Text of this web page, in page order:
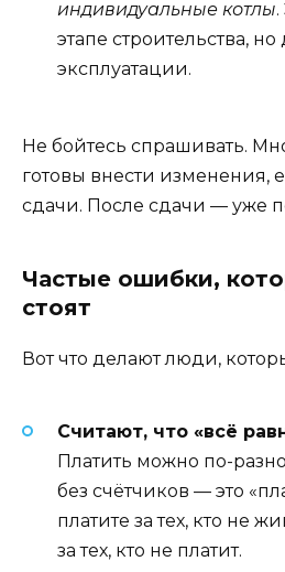
индивидуальные котлы
этапе строительства,
эксплуатации.
Не бойтесь спрашивать.
готовы внести изменения,
сдачи. После сдачи — уже
Частые ошибки,
стоят
Вот что делают люди,
Считают, что «всё
Платить можно по-
без счётчиков — это
платите за тех, кто не
за тех, кто не платит.